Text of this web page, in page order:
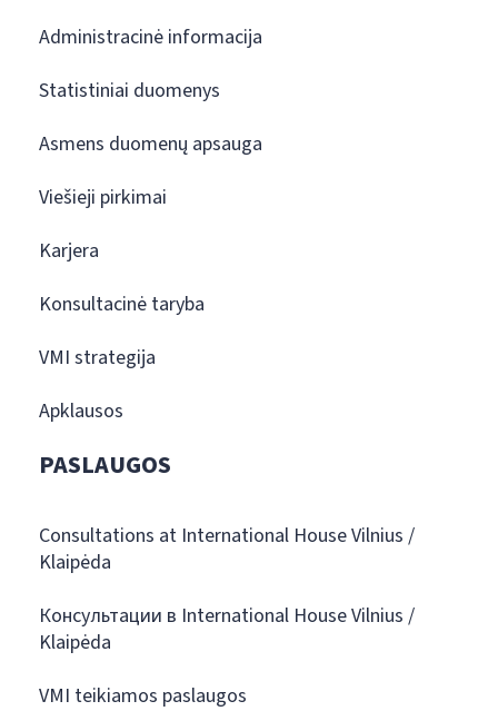
Administracinė informacija
Statistiniai duomenys
Asmens duomenų apsauga
Viešieji pirkimai
Karjera
Konsultacinė taryba
VMI strategija
Apklausos
PASLAUGOS
Consultations at International House Vilnius /
Klaipėda
Консультации в International House Vilnius /
Klaipėda
VMI teikiamos paslaugos